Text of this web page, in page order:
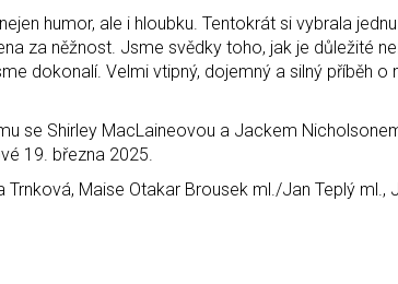
humor, ale i hloubku. Tentokrát si vybrala
za něžnost. Jsme svědky toho, jak je důležité
dokonalí. Velmi vtipný, dojemný a silný příběh o
se Shirley MacLaineovou a Jackem
19. března 2025.
Trnková, Maise Otakar Brousek ml./Jan Teplý ml.,